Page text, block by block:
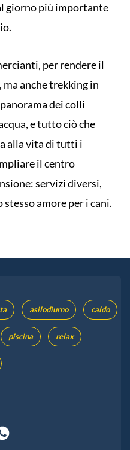
giorno più importante
per rendere il
anche trekking in
dei colli
e tutto ciò che
alla vita di tutti i
il centro
servizi diversi,
amore per i cani.
asilodiurno caldo
piscina relax